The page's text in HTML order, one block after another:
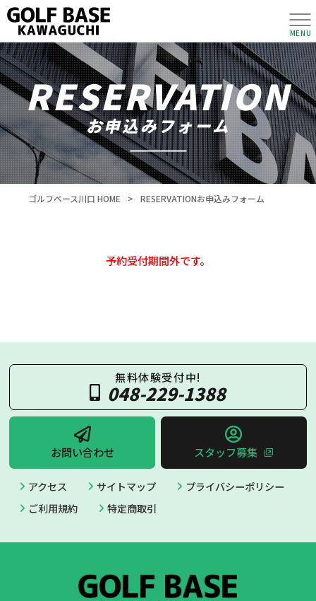
MENU
RESERVATION
お申込みフォーム
ゴルフベース川口 HOME > RESERVATIONお申込みフォーム
予約受付期間外です。
無料体験受付中!
048-229-1388
お問い合わせ スタッフ募集
アクセス サイトマップ
プライバシーポリシー
ご利用規約
特定商取引